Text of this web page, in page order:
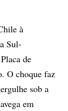
à
Sul-
de
O choque faz
sob a
em